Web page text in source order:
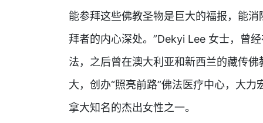
能参拜这些佛教圣物是巨大的福报，能
拜者的内心深处。”Dekyi Lee 女士，曾
法，之后曾在澳大利亚和新西兰的藏传
大，创办“照亮前路”佛法医疗中心，大
拿大知名的杰出女性之一。